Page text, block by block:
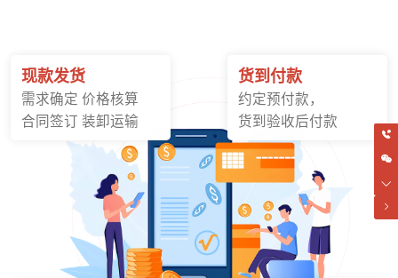
现款发货
需求确定 价格核算
合同签订 装卸运输
货到付款
约定预付款，
货到验收后付款